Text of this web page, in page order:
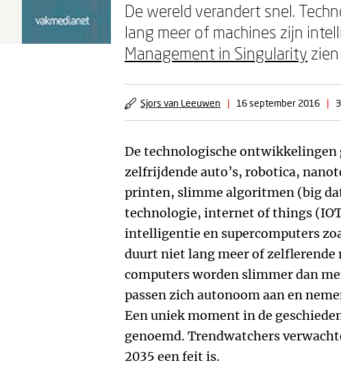
De wereld verandert snel.
lang meer of machines zijn
Management in Singularity
Sjors van Leeuwen | 16 september 2016 |
De technologische ontwikkelingen
zelfrijdende auto’s, robotica,
printen, slimme algoritmen (big
technologie, internet of things
intelligentie en supercomputers
duurt niet lang meer of zelflerende
computers worden slimmer dan
passen zich autonoom aan en
Een uniek moment in de
genoemd. Trendwatchers
2035 een feit is.